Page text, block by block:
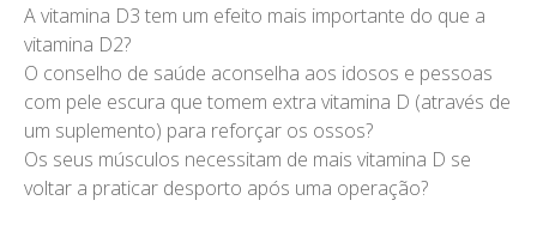
A vitamina D3 tem um efeito mais importante do que a
vitamina D2?
O conselho de saúde aconselha aos idosos e pessoas
com pele escura que tomem extra vitamina D (através de
um suplemento) para reforçar os ossos?
Os seus músculos necessitam de mais vitamina D se
voltar a praticar desporto após uma operação?